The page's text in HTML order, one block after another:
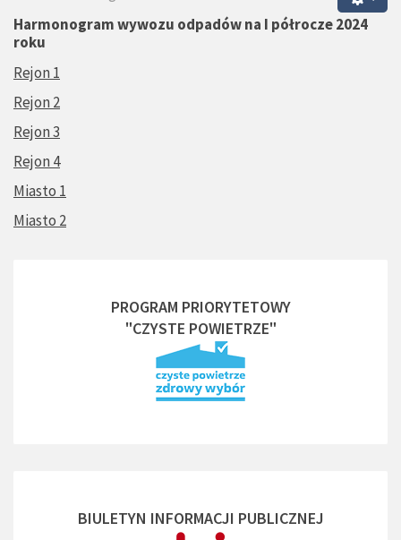
Harmonogram wywozu odpadów na I półrocze 2024
roku
Rejon 1
Rejon 2
Rejon 3
Rejon 4
Miasto 1
Miasto 2
PROGRAM PRIORYTETOWY
"CZYSTE POWIETRZE"
BIULETYN INFORMACJI PUBLICZNEJ